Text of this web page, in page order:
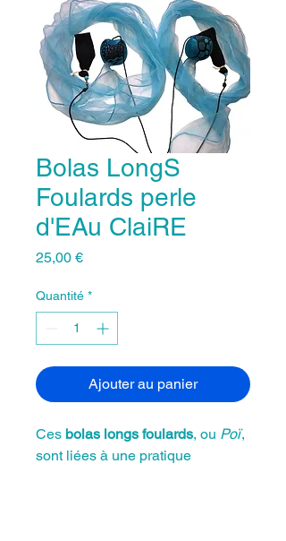
Bolas LongS
Foulards perle
d'EAu ClaiRE
25,00 €Prix
Quantité *
Ajouter au panier
Ces bolas longs foulards, ou Poï,
sont liées à une pratique